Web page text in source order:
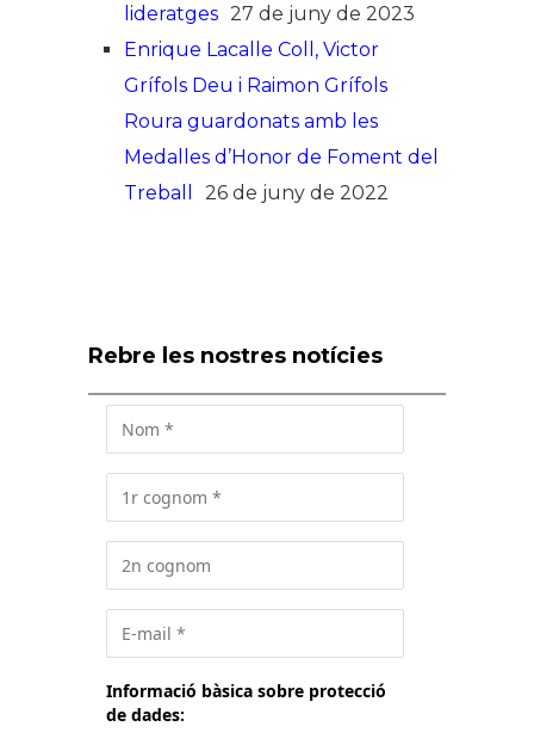
lideratges 27 de juny de 2023
Enrique Lacalle Coll, Victor
Grífols Deu i Raimon Grífols
Roura guardonats amb les
Medalles d’Honor de Foment del
Treball
26 de juny de 2022
Rebre les nostres notícies
Informació bàsica sobre protecció
de dades: